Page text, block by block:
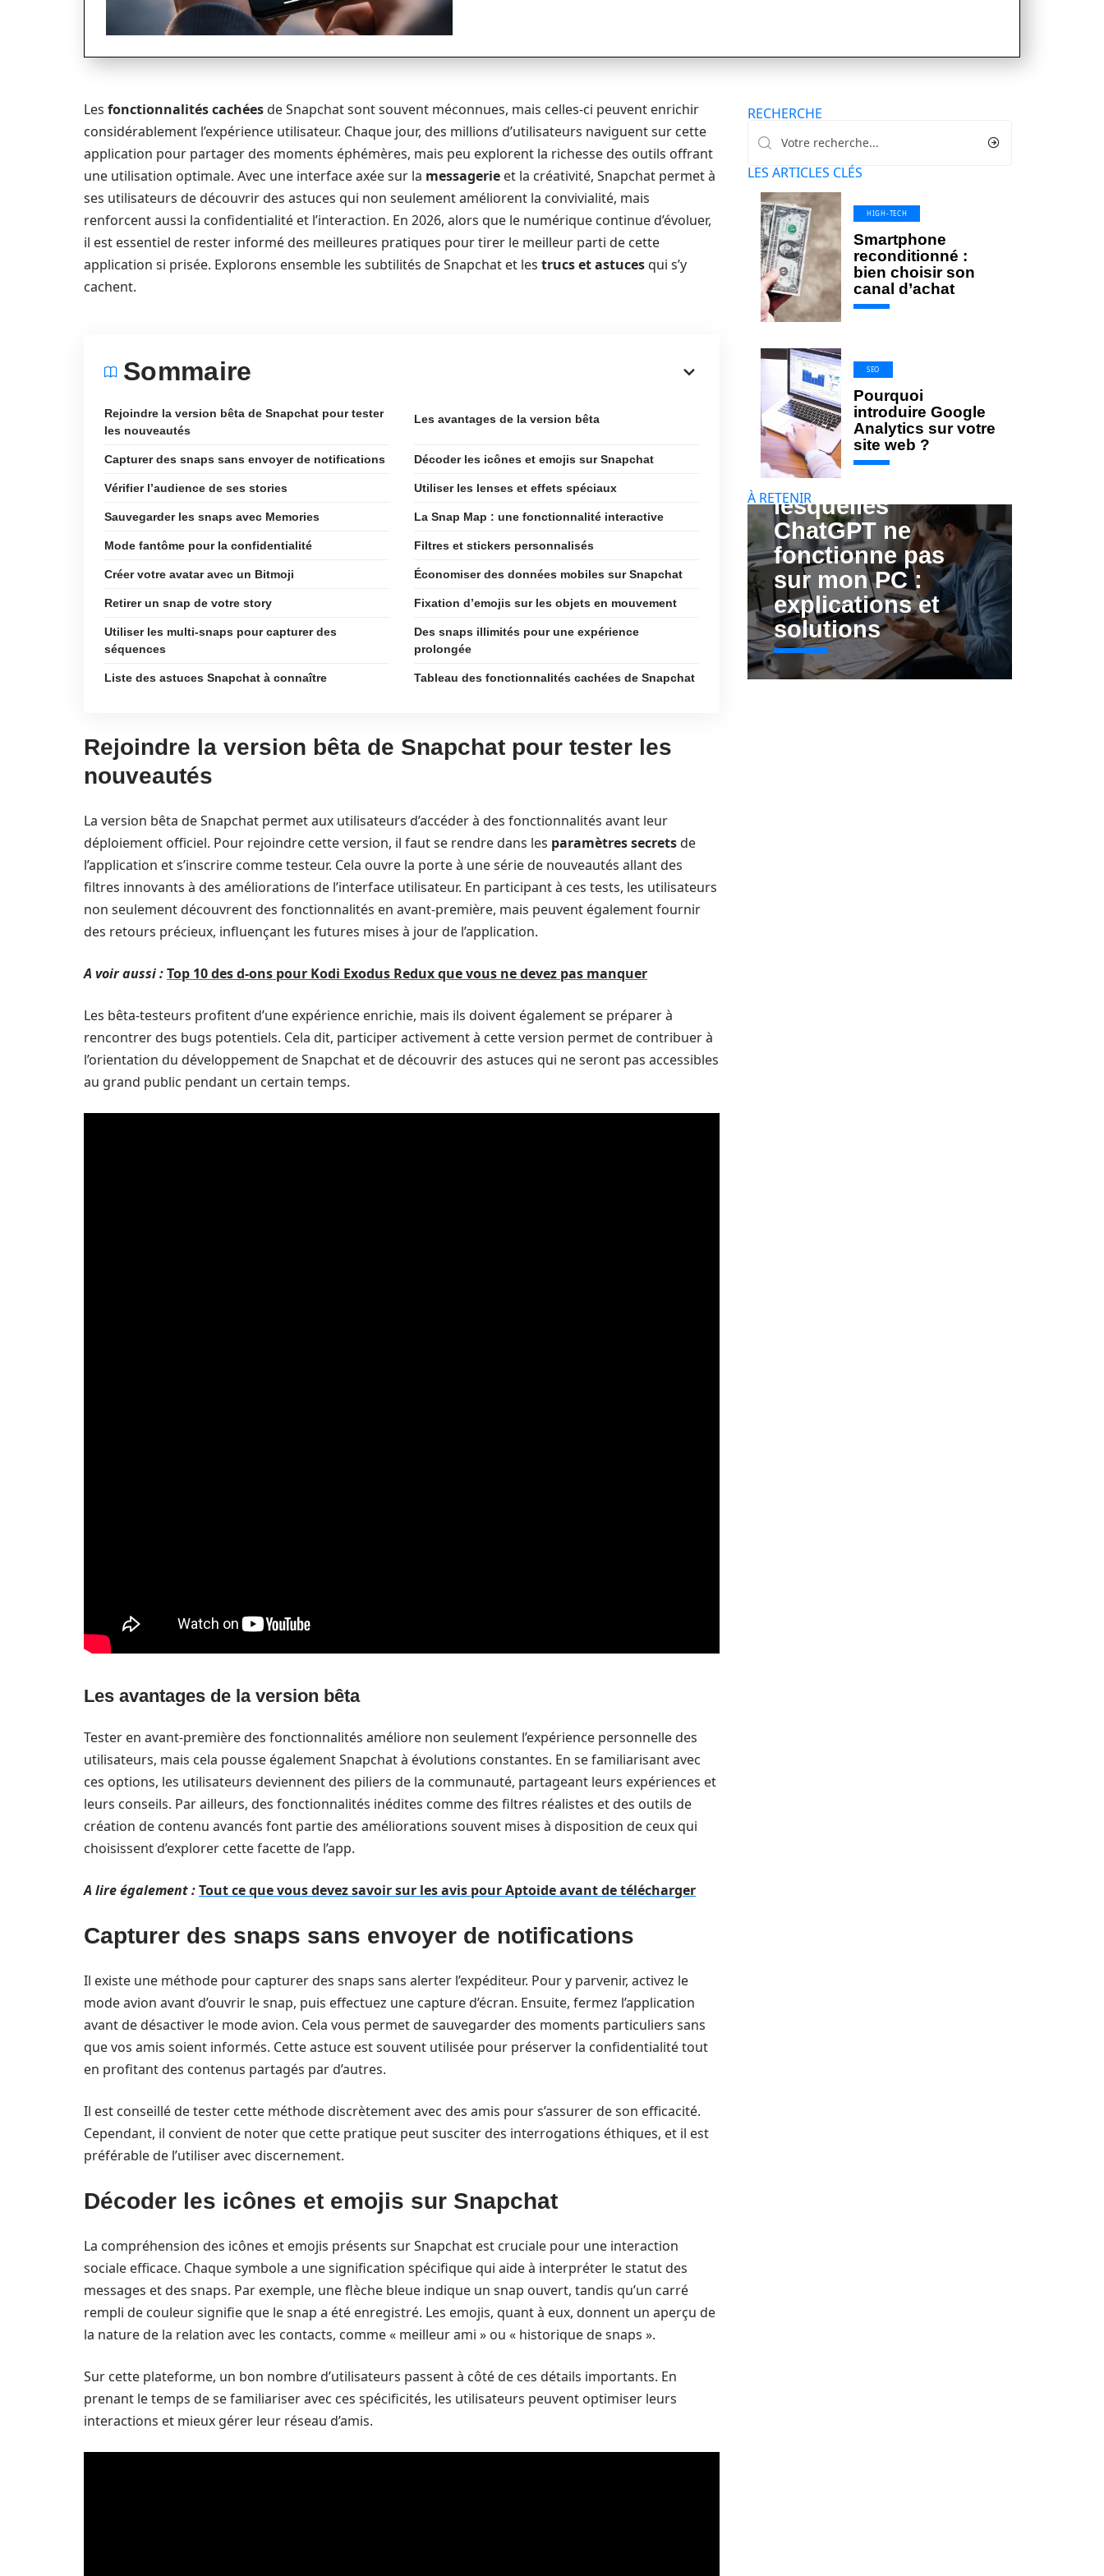
Les fonctionnalités cachéesde Snapchat sont souvent méconnues, mais celles-ci peuvent enrichir
considérablement l’expérience utilisateur. Chaque jour, des millions d’utilisateurs naviguent sur cette
application pour partager des moments éphémères, mais peu explorent la richesse des outils offrant
une utilisation optimale. Avec une interface axée sur la messagerie et la créativité, Snapchat permet à
ses utilisateurs de découvrir des astuces qui non seulement améliorent la convivialité, mais
renforcent aussi la confidentialité et l’interaction. En 2026, alors que le numérique continue d’évoluer,
il est essentiel de rester informé des meilleures pratiques pour tirer le meilleur parti de cette
application si prisée. Explorons ensemble les subtilités de Snapchat et les trucs et astucesqui s’y
cachent.
Sommaire
Rejoindre la version bêta de Snapchat pour tester
les nouveautés
Les avantages de la version bêta
Capturer des snaps sans envoyer de notifications Décoder les icônes et emojis sur Snapchat
Vérifier l’audience de ses stories Utiliser les lenses et effets spéciaux
Sauvegarder les snaps avec Memories La Snap Map : une fonctionnalité interactive
Mode fantôme pour la confidentialité Filtres et stickers personnalisés
Créer votre avatar avec un Bitmoji Économiser des données mobiles sur Snapchat
Retirer un snap de votre story Fixation d’emojis sur les objets en mouvement
Utiliser les multi-snaps pour capturer des
séquences
Des snaps illimités pour une expérience
prolongée
Liste des astuces Snapchat à connaître Tableau des fonctionnalités cachées de Snapchat
Rejoindre la version bêta de Snapchat pour tester les
nouveautés
La version bêta de Snapchat permet aux utilisateurs d’accéder à des fonctionnalités avant leur
déploiement officiel. Pour rejoindre cette version, il faut se rendre dans les paramètres secretsde
l’application et s’inscrire comme testeur. Cela ouvre la porte à une série de nouveautés allant des
filtres innovants à des améliorations de l’interface utilisateur. En participant à ces tests, les utilisateurs
non seulement découvrent des fonctionnalités en avant-première, mais peuvent également fournir
des retours précieux, influençant les futures mises à jour de l’application.
A voir aussi :Top 10 des d-ons pour Kodi Exodus Redux que vous ne devez pas manquer
Les bêta-testeurs profitent d’une expérience enrichie, mais ils doivent également se préparer à
rencontrer des bugs potentiels. Cela dit, participer activement à cette version permet de contribuer à
l’orientation du développement de Snapchat et de découvrir des astuces qui ne seront pas accessibles
au grand public pendant un certain temps.
Les avantages de la version bêta
Tester en avant-première des fonctionnalités améliore non seulement l’expérience personnelle des
utilisateurs, mais cela pousse également Snapchat à évolutions constantes. En se familiarisant avec
ces options, les utilisateurs deviennent des piliers de la communauté, partageant leurs expériences et
leurs conseils. Par ailleurs, des fonctionnalités inédites comme des filtres réalistes et des outils de
création de contenu avancés font partie des améliorations souvent mises à disposition de ceux qui
choisissent d’explorer cette facette de l’app.
A lire également :Tout ce que vous devez savoir sur les avis pour Aptoide avant de télécharger
Capturer des snaps sans envoyer de notifications
Il existe une méthode pour capturer des snaps sans alerter l’expéditeur. Pour y parvenir, activez le
mode avion avant d’ouvrir le snap, puis effectuez une capture d’écran. Ensuite, fermez l’application
avant de désactiver le mode avion. Cela vous permet de sauvegarder des moments particuliers sans
que vos amis soient informés. Cette astuce est souvent utilisée pour préserver la confidentialité tout
en profitant des contenus partagés par d’autres.
Il est conseillé de tester cette méthode discrètement avec des amis pour s’assurer de son efficacité.
Cependant, il convient de noter que cette pratique peut susciter des interrogations éthiques, et il est
préférable de l’utiliser avec discernement.
Décoder les icônes et emojis sur Snapchat
La compréhension des icônes et emojis présents sur Snapchat est cruciale pour une interaction
sociale efficace. Chaque symbole a une signification spécifique qui aide à interpréter le statut des
messages et des snaps. Par exemple, une flèche bleue indique un snap ouvert, tandis qu’un carré
rempli de couleur signifie que le snap a été enregistré. Les emojis, quant à eux, donnent un aperçu de
la nature de la relation avec les contacts, comme « meilleur ami » ou « historique de snaps ».
Sur cette plateforme, un bon nombre d’utilisateurs passent à côté de ces détails importants. En
prenant le temps de se familiariser avec ces spécificités, les utilisateurs peuvent optimiser leurs
interactions et mieux gérer leur réseau d’amis.
RECHERCHE
LES ARTICLES CLÉS
HIGH-TECH
Smartphone
reconditionné :
bien choisir son
canal d’achat
SEO
Pourquoi
introduire Google
Analytics sur votre
site web ?
À RETENIR
Les raisons pour
lesquelles
ChatGPT ne
fonctionne pas
sur mon PC :
explications et
solutions